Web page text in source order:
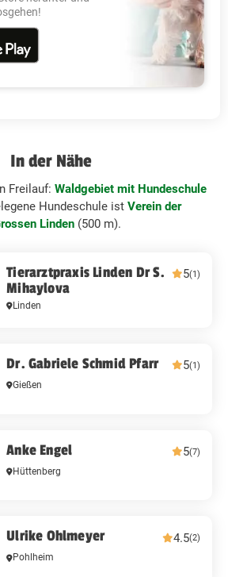
In der Nähe
Freilauf: Waldgebiet mit Hundeschule
Hundeschule ist Verein der
Linden (500 m).
Tierarztpraxis Linden Dr S.
Mihaylova
5(1)
Linden
Dr. Gabriele Schmid Pfarr 5(1)
Gießen
Anke Engel 5(7)
Hüttenberg
Ulrike Ohlmeyer 4.5(2)
Pohlheim